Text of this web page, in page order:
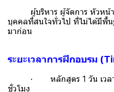
ผู้บริหาร ผู้จัดการ หัวหน้า
บุคคลที่สนใจทั่วไป ที่ไม่ได้มีพื้
มาก่อน
ระยะเวลาการฝึกอบรม
· หลักสูตร 1 วัน เวลา
ชั่วโมง